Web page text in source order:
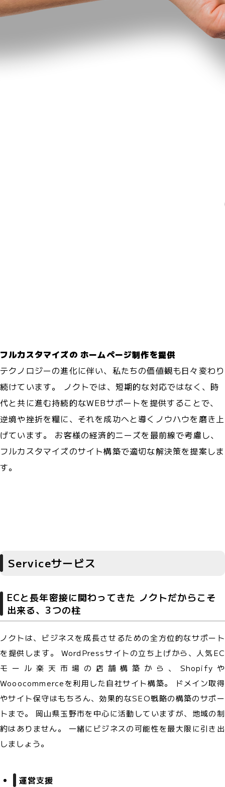
フルカスタマイズの ホームページ制作を提供
テクノロジーの進化に伴い、私たちの価値観も日々変わり
続けています。 ノクトでは、短期的な対応ではなく、時
代と共に進む持続的なWEBサポートを提供することで、
逆境や挫折を糧に、それを成功へと導くノウハウを磨き上
げています。 お客様の経済的ニーズを最前線で考慮し、
フルカスタマイズのサイト構築で適切な解決策を提案しま
す。
Serviceサービス
ECと長年密接に関わってきた ノクトだからこそ
出来る、3つの柱
ノクトは、ビジネスを成長させるための全方位的なサポート
を提供します。 WordPressサイトの立ち上げから、人気EC
モール楽天市場の店舗構築から、Shopifyや
Wooocommerceを利用した自社サイト構築。 ドメイン取得
やサイト保守はもちろん、効果的なSEO戦略の構築のサポー
トまで。 岡山県玉野市を中心に活動していますが、地域の制
約はありません。 一緒にビジネスの可能性を最大限に引き出
しましょう。
運営支援